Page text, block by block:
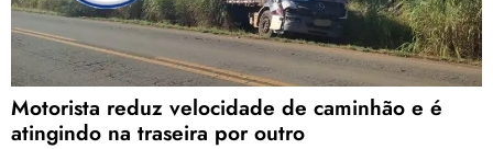
Motorista reduz velocidade de caminhão e é
atingindo na traseira por outro